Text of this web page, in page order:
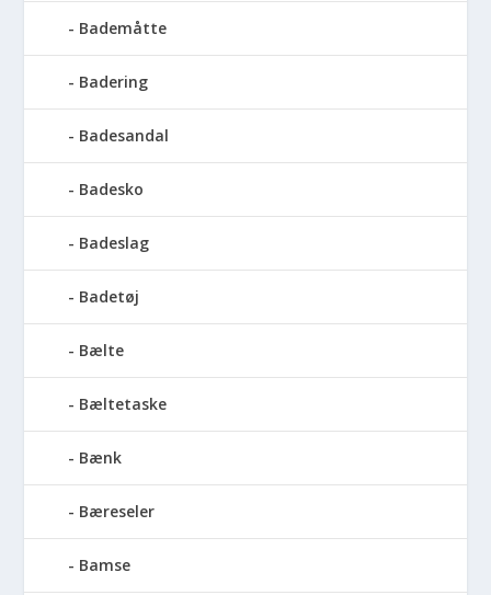
Bademåtte
Badering
Badesandal
Badesko
Badeslag
Badetøj
Bælte
Bæltetaske
Bænk
Bæreseler
Bamse